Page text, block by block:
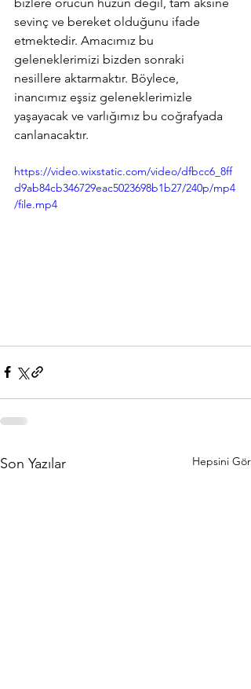
sevinç ve bereket olduğunu ifade
etmektedir. Amacımız bu
geleneklerimizi bizden sonraki
nesillere aktarmaktır. Böylece,
inancımız eşsiz geleneklerimizle
yaşayacak ve varlığımız bu coğrafyada
canlanacaktır.
https://video.wixstatic.com/video/dfbcc6_8ff
d9ab84cb346729eac5023698b1b27/240p/mp4
/file.mp4
Son Yazılar Hepsini Gör